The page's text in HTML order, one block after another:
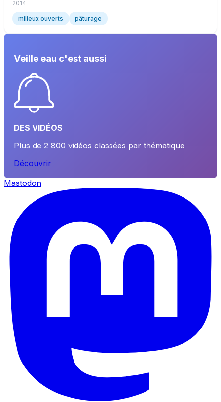
2014
milieux ouverts pâturage
Veille eau c'est aussi
DES VIDÉOS
Plus de 2 800 vidéos classées par thématique
Découvrir
Mastodon